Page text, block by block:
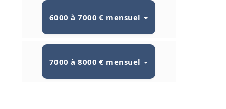
6000 à 7000 € mensuel
7000 à 8000 € mensuel